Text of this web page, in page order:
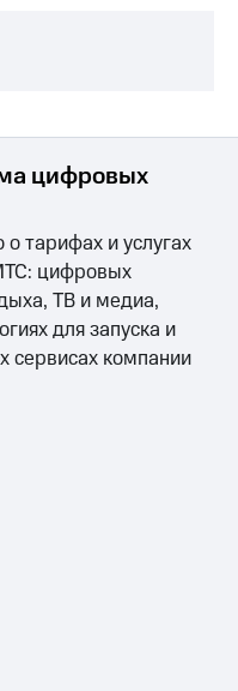
цифровых
тарифах и услугах
цифровых
ТВ и медиа,
для запуска и
сервисах компании